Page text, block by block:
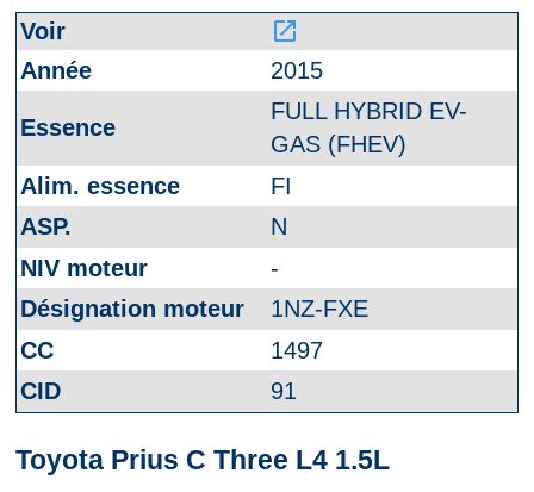
launch
2015
FULL HYBRID EV-
GAS (FHEV)
FI
N
-
1NZ-FXE
1497
91
Toyota Prius C Three L4 1.5L